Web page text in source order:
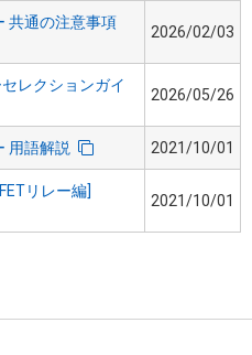
共通の注意事項
2026/02/03
レクションガイ
2026/05/26
用語解説 2021/10/01
リレー編]
2021/10/01